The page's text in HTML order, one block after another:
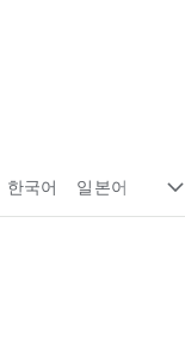
한국어 일본어